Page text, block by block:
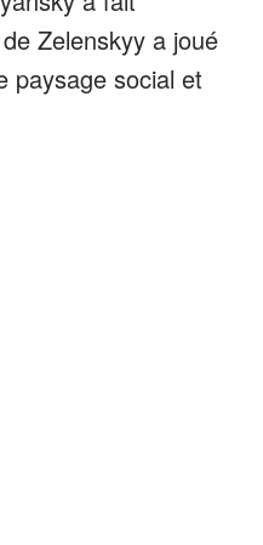
Zelenskyy a joué
paysage social et